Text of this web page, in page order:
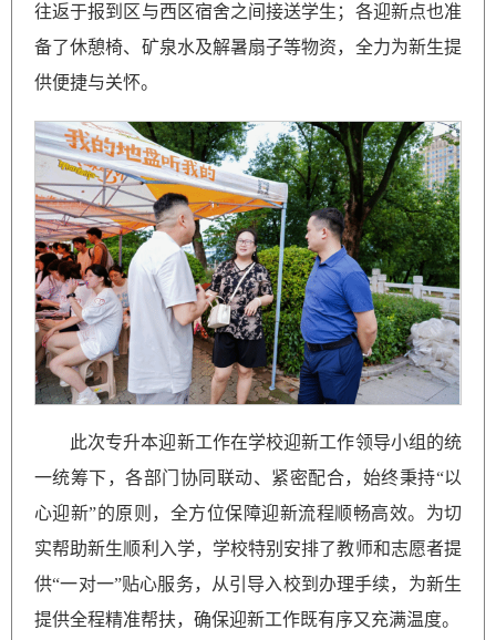
往返于报到区与西区宿舍之间接送学生；各迎新点也准
备了休憩椅、矿泉水及解暑扇子等物资，全力为新生提
供便捷与关怀。
此次专升本迎新工作在学校迎新工作领导小组的统
一统筹下，各部门协同联动、紧密配合，始终秉持“以
心迎新”的原则，全方位保障迎新流程顺畅高效。为切
实帮助新生顺利入学，学校特别安排了教师和志愿者提
供“一对一”贴心服务，从引导入校到办理手续，为新生
提供全程精准帮扶，确保迎新工作既有序又充满温度。